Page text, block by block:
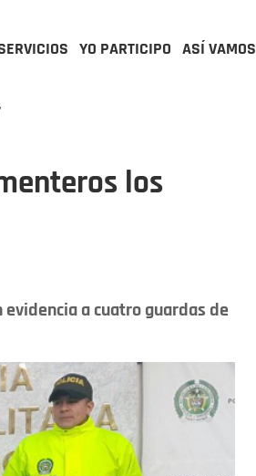
YO PARTICIPO ASÍ VAMOS
los
a cuatro guardas de